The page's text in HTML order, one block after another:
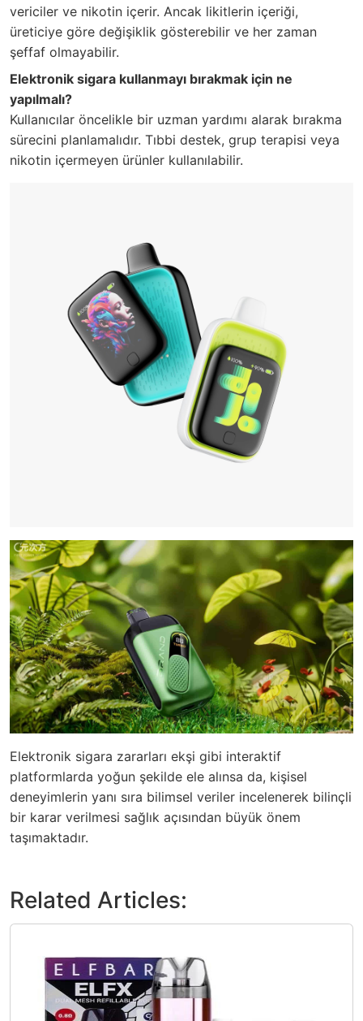
vericiler ve nikotin içerir. Ancak likitlerin içeriği,
üreticiye göre değişiklik gösterebilir ve her zaman
şeffaf olmayabilir.
Elektronik sigara kullanmayı bırakmak için ne
yapılmalı?
Kullanıcılar öncelikle bir uzman yardımı alarak bırakma
sürecini planlamalıdır. Tıbbi destek, grup terapisi veya
nikotin içermeyen ürünler kullanılabilir.
Elektronik sigara zararları ekşi gibi interaktif
platformlarda yoğun şekilde ele alınsa da, kişisel
deneyimlerin yanı sıra bilimsel veriler incelenerek bilinçli
bir karar verilmesi sağlık açısından büyük önem
taşımaktadır.
Related Articles: